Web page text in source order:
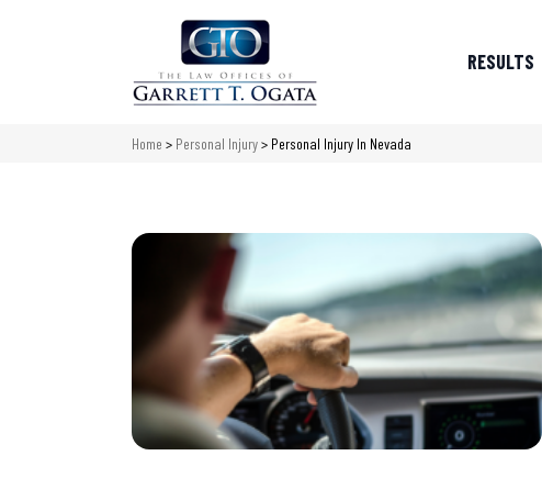
RESULTS
Home > Personal Injury> Personal Injury In Nevada